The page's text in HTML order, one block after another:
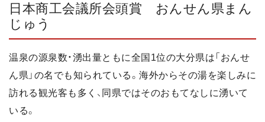
日本商工会議所会頭賞 おんせん県まん
じゅう
温泉の源泉数・湧出量ともに全国1位の大分県は「おんせ
ん県」の名でも知られている。海外からその湯を楽しみに
訪れる観光客も多く、同県ではそのおもてなしに湧いて
いる。